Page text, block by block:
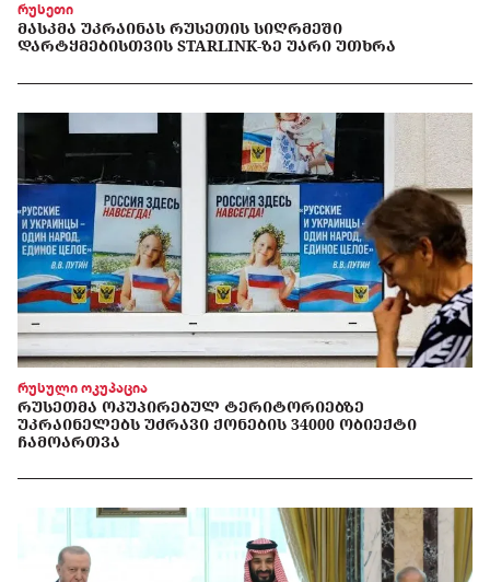
რუსეთი
ᲛᲐᲡᲙᲛᲐ ᲣᲙᲠᲐᲘᲜᲐᲡ ᲠᲣᲡᲔᲗᲘᲡ ᲡᲘᲦᲠᲛᲔᲨᲘ
ᲓᲐᲠᲢᲧᲛᲔᲑᲘᲡᲗᲕᲘᲡ STARLINK-ᲖᲔ ᲣᲐᲠᲘ ᲣᲗᲮᲠᲐ
რუსული ოკუპაცია
ᲠᲣᲡᲔᲗᲛᲐ ᲝᲙᲣᲞᲘᲠᲔᲑᲣᲚ ᲢᲔᲠᲘᲢᲝᲠᲘᲔᲑᲖᲔ
ᲣᲙᲠᲐᲘᲜᲔᲚᲔᲑᲡ ᲣᲫᲠᲐᲕᲘ ᲥᲝᲜᲔᲑᲘᲡ 34000 ᲝᲑᲘᲔᲥᲢᲘ
ᲩᲐᲛᲝᲐᲠᲗᲕᲐ